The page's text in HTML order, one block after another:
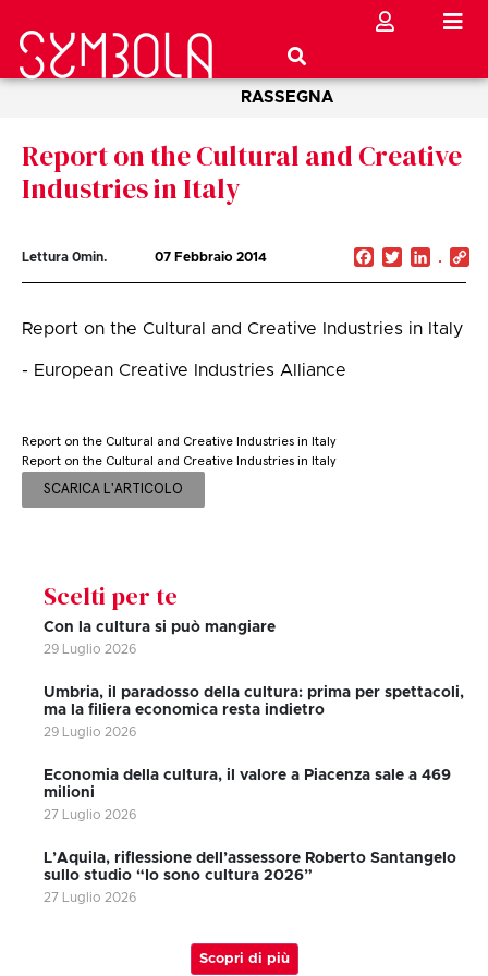
RASSEGNA
Report on the Cultural and Creative
Industries in Italy
Lettura 0min. 07 Febbraio 2014 Facebook
Twitter
Report on the Cultural and Creative Industries in Italy
- European Creative Industries Alliance
Report on the Cultural and Creative Industries in Italy
Report on the Cultural and Creative Industries in Italy
SCARICA L'ARTICOLO
Scelti per te
Con la cultura si può mangiare
29 Luglio 2026
Umbria, il paradosso della cultura: prima per spettacoli,
ma la filiera economica resta indietro
29 Luglio 2026
Economia della cultura, il valore a Piacenza sale a 469
milioni
27 Luglio 2026
L’Aquila, riflessione dell’assessore Roberto Santangelo
sullo studio “Io sono cultura 2026”
27 Luglio 2026
Scopri di più